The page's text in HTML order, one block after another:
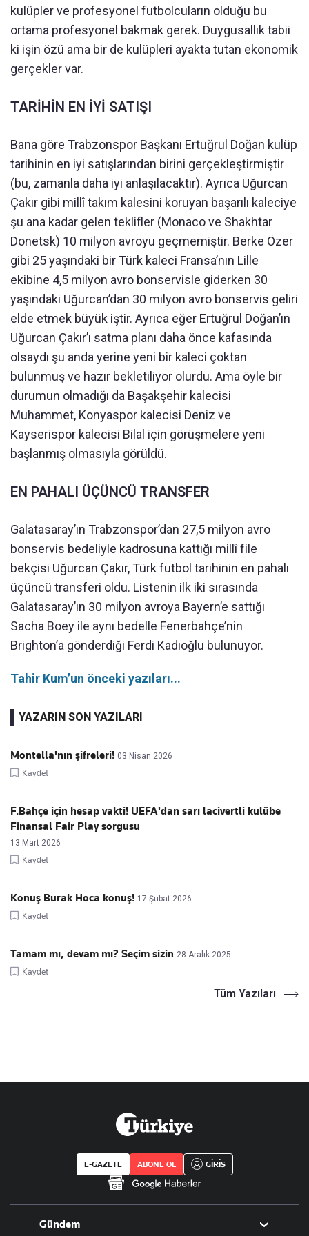
kulüpler ve profesyonel futbolcuların olduğu bu
ortama profesyonel bakmak gerek. Duygusallık tabii
ki işin özü ama bir de kulüpleri ayakta tutan ekonomik
gerçekler var.
TARİHİN EN İYİ SATIŞI
Bana göre Trabzonspor Başkanı Ertuğrul Doğan kulüp
tarihinin en iyi satışlarından birini gerçekleştirmiştir
(bu, zamanla daha iyi anlaşılacaktır). Ayrıca Uğurcan
Çakır gibi millî takım kalesini koruyan başarılı kaleciye
şu ana kadar gelen teklifler (Monaco ve Shakhtar
Donetsk) 10 milyon avroyu geçmemiştir. Berke Özer
gibi 25 yaşındaki bir Türk kaleci Fransa’nın Lille
ekibine 4,5 milyon avro bonservisle giderken 30
yaşındaki Uğurcan’dan 30 milyon avro bonservis geliri
elde etmek büyük iştir. Ayrıca eğer Ertuğrul Doğan’ın
Uğurcan Çakır’ı satma planı daha önce kafasında
olsaydı şu anda yerine yeni bir kaleci çoktan
bulunmuş ve hazır bekletiliyor olurdu. Ama öyle bir
durumun olmadığı da Başakşehir kalecisi
Muhammet, Konyaspor kalecisi Deniz ve
Kayserispor kalecisi Bilal için görüşmelere yeni
başlanmış olmasıyla görüldü.
EN PAHALI ÜÇÜNCÜ TRANSFER
Galatasaray’ın Trabzonspor’dan 27,5 milyon avro
bonservis bedeliyle kadrosuna kattığı millî file
bekçisi Uğurcan Çakır, Türk futbol tarihinin en pahalı
üçüncü transferi oldu. Listenin ilk iki sırasında
Galatasaray’ın 30 milyon avroya Bayern’e sattığı
Sacha Boey ile aynı bedelle Fenerbahçe’nin
Brighton’a gönderdiği Ferdi Kadıoğlu bulunuyor.
Tahir Kum’un önceki yazıları...
YAZARIN SON YAZILARI
Montella'nın şifreleri! 03 Nisan 2026
Kaydet
F.Bahçe için hesap vakti! UEFA'dan sarı lacivertli kulübe
Finansal Fair Play sorgusu
13 Mart 2026
Kaydet
Konuş Burak Hoca konuş! 17 Şubat 2026
Kaydet
Tamam mı, devam mı? Seçim sizin 28 Aralık 2025
Kaydet
Tüm Yazıları
E-GAZETE ABONE OL GİRİŞ
Gündem